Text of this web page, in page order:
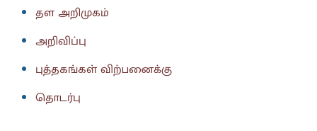
தள அறிமுகம்
அறிவிப்பு
புத்தகங்கள் விற்பனைக்கு
தொடர்பு